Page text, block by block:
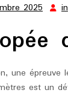
2025 19
2025
une épreuve
est un